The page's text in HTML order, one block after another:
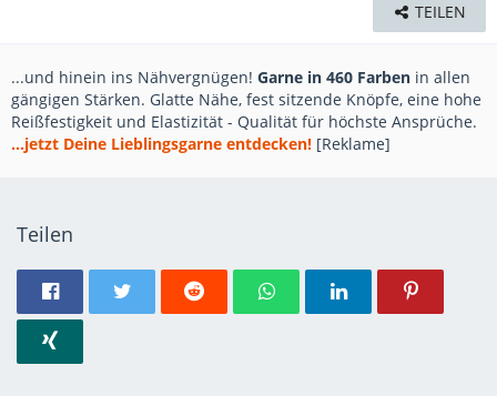
TEILEN
...und hinein ins Nähvergnügen! Garne in 460 Farben in allen
gängigen Stärken. Glatte Nähe, fest sitzende Knöpfe, eine hohe
Reißfestigkeit und Elastizität - Qualität für höchste Ansprüche.
...jetzt Deine Lieblingsgarne entdecken! [Reklame]
Teilen